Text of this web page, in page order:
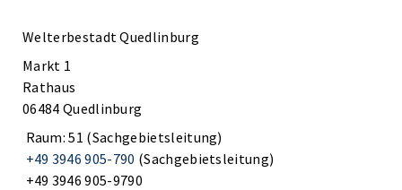
Welterbestadt Quedlinburg
Markt 1
Rathaus
06484 Quedlinburg
Raum: 51 (Sachgebietsleitung)
+49 3946 905-790 (Sachgebietsleitung)
+49 3946 905-9790